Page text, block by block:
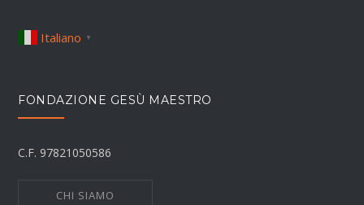
Italiano ▼
FONDAZIONE GESÙ MAESTRO
C.F. 97821050586
CHI SIAMO